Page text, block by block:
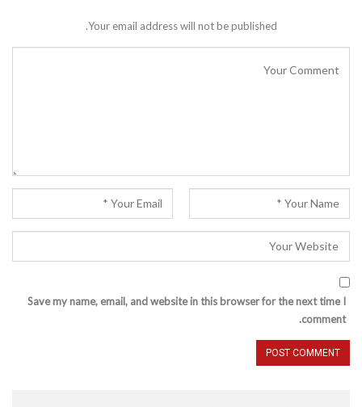
Your email address will not be published.
Save my name, email, and website in this browser for the next time I
comment.